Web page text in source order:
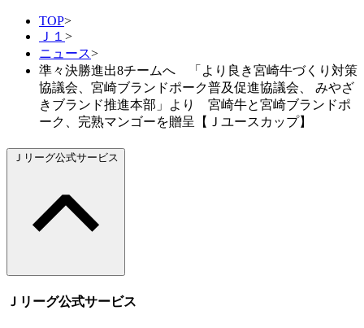
TOP>
Ｊ１ >
ニュース>
準々決勝進出8チームへ 「より良き宮崎牛づくり対策
協議会、宮崎ブランドポーク普及促進協議会、 みやざ
きブランド推進本部」より 宮崎牛と宮崎ブランドポ
ーク、完熟マンゴーを贈呈【Ｊユースカップ】
Ｊリーグ公式サービス
Ｊリーグ公式サービス